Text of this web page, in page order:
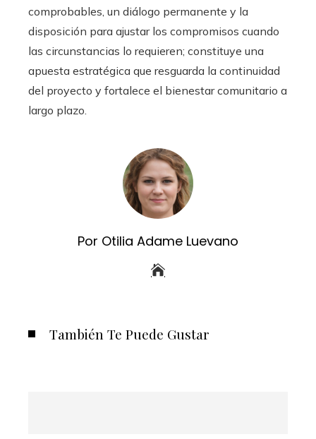
comprobables, un diálogo permanente y la
disposición para ajustar los compromisos cuando
las circunstancias lo requieren; constituye una
apuesta estratégica que resguarda la continuidad
del proyecto y fortalece el bienestar comunitario a
largo plazo.
Por Otilia Adame Luevano
También Te Puede Gustar